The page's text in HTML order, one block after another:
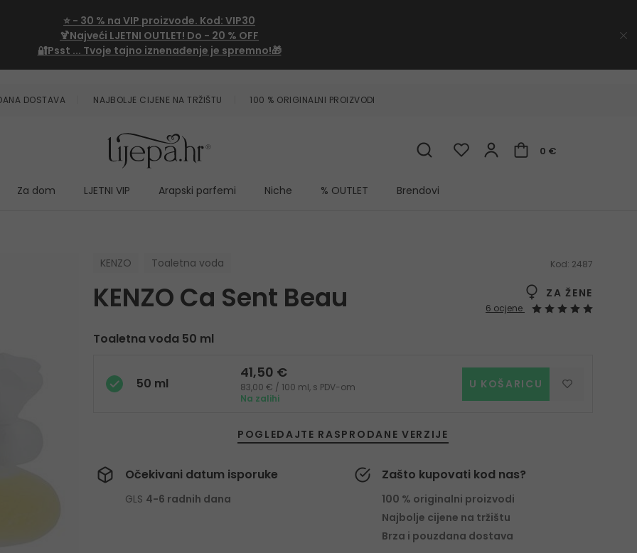
⭐ - 30 % na VIP proizvode. Kod: VIP30
🍹Najveći LJETNI OUTLET! Do - 20 % OFF
🔐Psst ... Tvoje tajno iznenađenje je spremno!🎁
DOSTAVA NAJBOLJE CIJENE NA TRŽIŠTU 100 % ORIGINALNI PROIZVODI
0 €
Za dom LJETNI VIP Arapski parfemi Niche % OUTLET Brendovi
KENZO Toaletna voda Kod: 2487
KENZO Ca Sent Beau ZA ŽENE
6 ocjene
Toaletna voda 50 ml
50 ml
41,50 €
83,00 € / 100 ml, s PDV-om
Na zalihi
U KOŠARICU
POGLEDAJTE RASPRODANE VERZIJE
Očekivani datum isporuke
GLS 4-6 radnih dana
Zašto kupovati kod nas?
100 % originalni proizvodi
Najbolje cijene na tržištu
Brza i pouzdana dostava